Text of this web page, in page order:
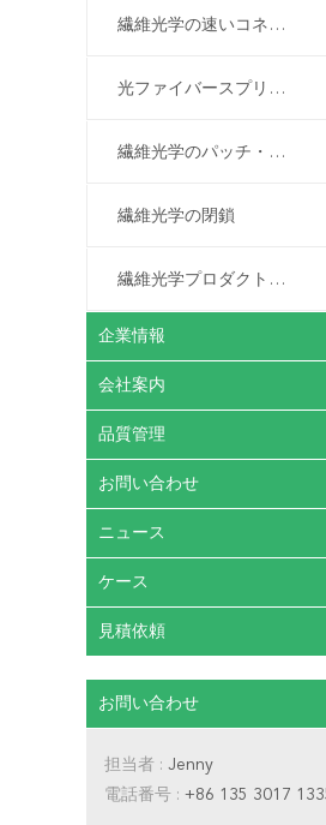
繊維光学の速いコネクター
光ファイバースプリッター
繊維光学のパッチ・コード
繊維光学の閉鎖
繊維光学プロダクトはカスタマイズした
企業情報
会社案内
品質管理
お問い合わせ
ニュース
ケース
見積依頼
お問い合わせ
担当者 : Jenny
電話番号 : +86 135 3017